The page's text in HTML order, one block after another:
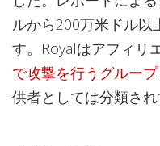
ルから200万米ドル以
す。Royalはアフィリ
で攻撃を行うグループ
供者としては分類され